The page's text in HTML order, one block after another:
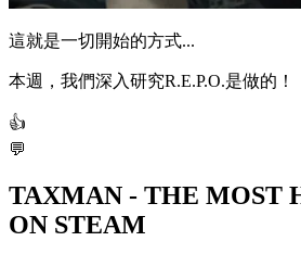
這就是一切開始的方式...
本週，我們深入研究R.E.P.O.是做的！
👍
💬
TAXMAN - THE MOST
ON STEAM